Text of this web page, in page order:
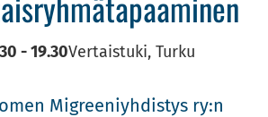
-19.30Vertaistuki, Turku
Migree­niyh­dis­tys ry:n